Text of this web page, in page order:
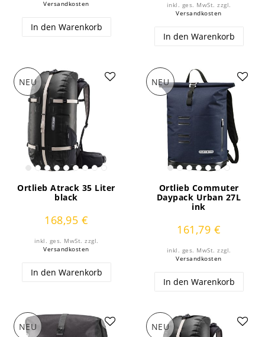
Versandkosten
In den Warenkorb
inkl. ges. MwSt. zzgl.
Versandkosten
In den Warenkorb
NEU
Ortlieb Atrack 35 Liter
black
168,95 €
inkl. ges. MwSt. zzgl.
Versandkosten
In den Warenkorb
NEU
Ortlieb Commuter
Daypack Urban 27L
ink
161,79 €
inkl. ges. MwSt. zzgl.
Versandkosten
In den Warenkorb
NEU NEU